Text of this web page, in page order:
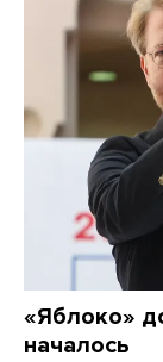
«Яблоко»
началось